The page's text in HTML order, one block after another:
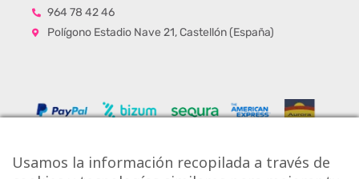
964 78 42 46
Polígono Estadio Nave 21, Castellón (España)
Usamos la información recopilada a través de